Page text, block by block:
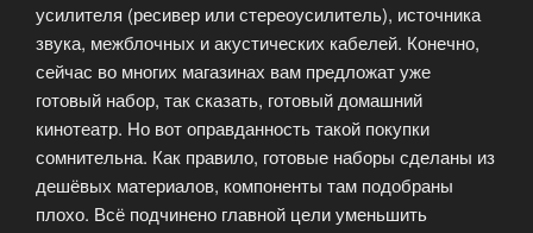
усилителя (ресивер или стереоусилитель), источника
звука, межблочных и акустических кабелей. Конечно,
сейчас во многих магазинах вам предложат уже
готовый набор, так сказать, готовый домашний
кинотеатр. Но вот оправданность такой покупки
сомнительна. Как правило, готовые наборы сделаны из
дешёвых материалов, компоненты там подобраны
плохо. Всё подчинено главной цели уменьшить